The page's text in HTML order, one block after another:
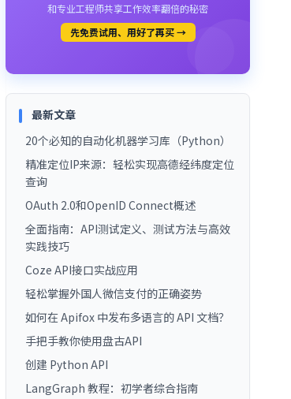
和专业工程师共享工作效率翻倍的秘密
先免费试用、用好了再买 →
最新文章
20个必知的自动化机器学习库（Python）
精准定位IP来源：轻松实现高德经纬度定位
查询
OAuth 2.0和OpenID Connect概述
全面指南：API测试定义、测试方法与高效
实践技巧
Coze API接口实战应用
轻松掌握外国人微信支付的正确姿势
如何在 Apifox 中发布多语言的 API 文档？
手把手教你使用盘古API
创建 Python API
LangGraph 教程：初学者综合指南